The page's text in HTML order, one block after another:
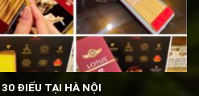
ĐIẾU TẠI HÀ NỘI